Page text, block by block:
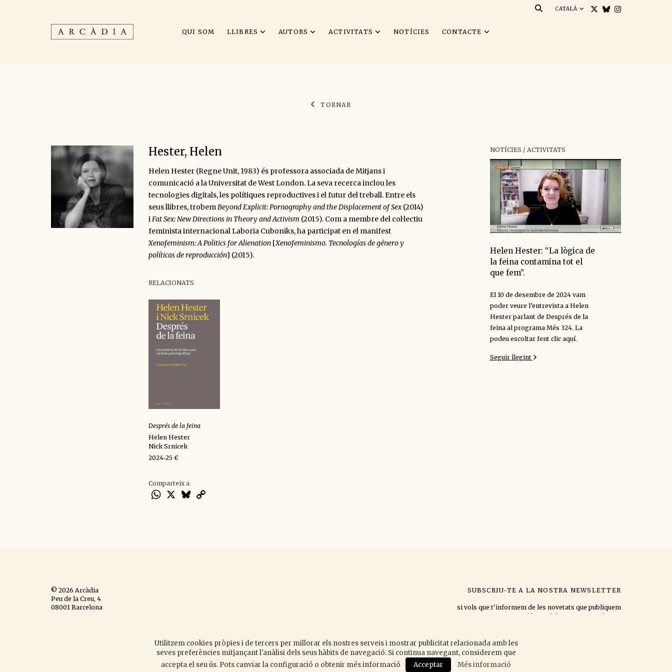
QUI SOM LLIBRES AUTORS ACTIVITATS NOTÍCIES CONTACTE
CATALÀ
TORNAR
Hester, Helen
Helen Hester (Regne Unit, 1983) és professora associada de Mitjans i
comunicació a la Universitat de West London. La seva recerca inclou les
tecnologies digitals, les polítiques reproductives i el futur del treball. Entre els
seus llibres, trobemBeyond Explicit: Pornography and the Displacement of Sex (2014)
iFat Sex: New Directions in Theory and Activism (2015). Com a membre del col·lectiu
feminista internacional Laboria Cuboniks, ha participat en el manifest
Xenofeminism: A Politics for Alienation [Xenofeminismo. Tecnologías de género y
políticas de reproducción] (2015).
RELACIONATS
Després de la feina
Helen Hester
Nick Srnicek
2024-25 €
NOTÍCIES / ACTIVITATS
Helen Hester: “La lògica de
la feina contamina tot el
que fem”.
El 10 de desembre de 2024 vam
poder veure l’entrevista a Helen
Hester parlant de Després de la
feina al programa Més 324. La
podeu escoltar fent clic aquí.
Seguir llegint
Comparteix a
WhatsApp
X Bluesky
© 2026 Arcàdia
Peu de la Creu, 4
08001 Barcelona
política de privacitat,
SUBSCRIU-TE A LA NOSTRA NEWSLETTER
si vols que t'informem de les novetats que publiquem
i les activitats que organitzem.
Utilitzem cookies pròpies i de tercers per millorar els nostres serveis i mostrar publicitat relacionada amb les
seves preferències mitjançant l'anàlisi dels seus hàbits de navegació. Si continua navegant, considerem que
accepta el seu ús. Pots canviar la configuració o obtenir més informació
Acceptar Més informació